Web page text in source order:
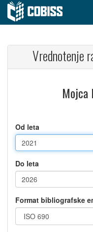
Vrednotenje
Mojca
Od leta
Do leta
Format bibliografske